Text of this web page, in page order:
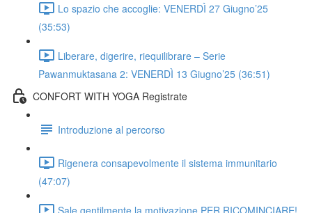
Lo spazio che accoglie: VENERDÌ 27 Giugno’25
(35:53)
Liberare, digerire, riequilibrare – Serie
Pawanmuktasana 2: VENERDÌ 13 Giugno’25 (36:51)
CONFORT WITH YOGA Registrate
Introduzione al percorso
Rigenera consapevolmente il sistema immunitario
(47:07)
Sale gentilmente la motivazione PER RICOMINCIARE!